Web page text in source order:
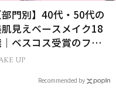
部門別】40代・50代の
見えベースメイク18
ベスコス受賞のファ
・下地・パウダー
UP
Recommended by